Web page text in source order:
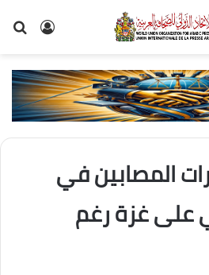
تسجيل
المصابين في
على غزة رغم